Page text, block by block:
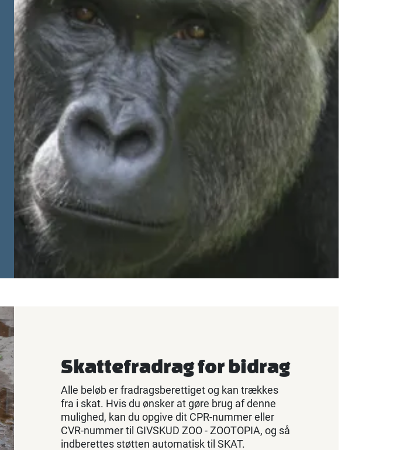
Skattefradrag for bidrag
Alle beløb er fradragsberettiget og kan trækkes
fra i skat. Hvis du ønsker at gøre brug af denne
mulighed, kan du opgive dit CPR-nummer eller
CVR-nummer til GIVSKUD ZOO - ZOOTOPIA, og så
indberettes støtten automatisk til SKAT.